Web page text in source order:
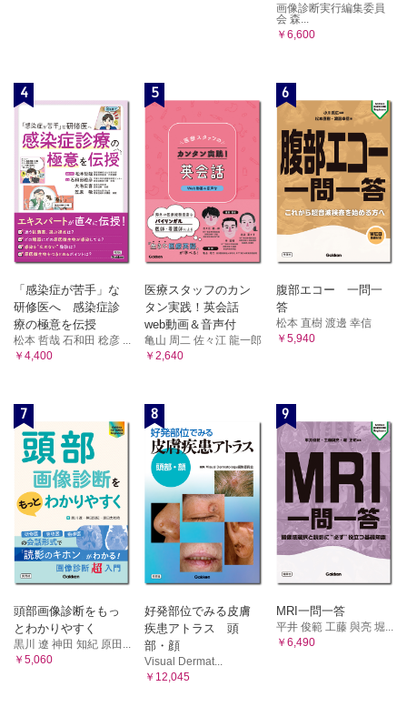
画像診断実行編集委員
会 森...
￥6,600
4
「感染症が苦手」な
研修医へ 感染症診
療の極意を伝授
松本 哲哉 石和田 稔彦 ...
￥4,400
5
医療スタッフのカン
タン実践！英会話
web動画＆音声付
亀山 周二 佐々江 龍一郎
￥2,640
6
腹部エコー 一問一
答
松本 直樹 渡邊 幸信
￥5,940
7
頭部画像診断をもっ
とわかりやすく
黒川 遼 神田 知紀 原田...
￥5,060
8
好発部位でみる皮膚
疾患アトラス 頭
部・顔
Visual Dermat...
￥12,045
9
MRI一問一答
平井 俊範 工藤 與亮 堀...
￥6,490